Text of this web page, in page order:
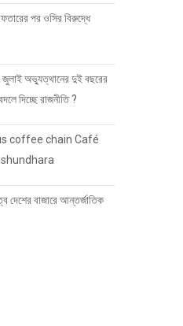
পর ওসির বিরুদ্ধে
জুলাই অভ্যুত্থানের দুই বছরের
দিচ্ছে রাজনীতি ?
coffee chain Café
দেশের বাজারে আন্তর্জাতিক